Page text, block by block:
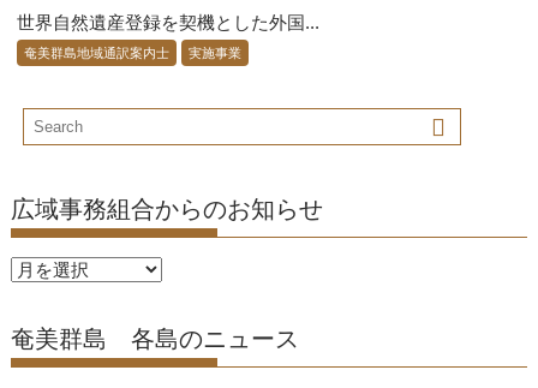
世界自然遺産登録を契機とした外国...
奄美群島地域通訳案内士 実施事業
広域事務組合からのお知らせ
広
事
務
奄美群島 各島のニュース